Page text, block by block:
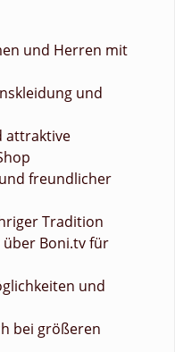
und Herren mit
und
attraktive
freundlicher
Tradition
über Boni.tv für
und
bei größeren